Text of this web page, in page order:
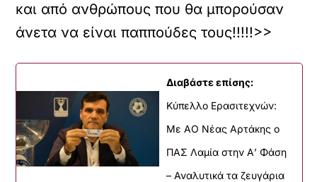
και από ανθρώπους που θα μπορούσαν
άνετα να είναι παππούδες τους!!!!!>>
Διαβάστε επίσης:
Kύπελλο Ερασιτεχνών:
Με AO Nέας Αρτάκης ο
ΠΑΣ Λαμία στην Α’ Φάση
– Αναλυτικά τα ζευγάρια